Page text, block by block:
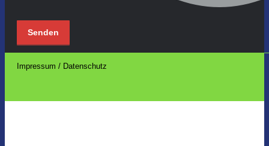
Impressum / Datenschutz